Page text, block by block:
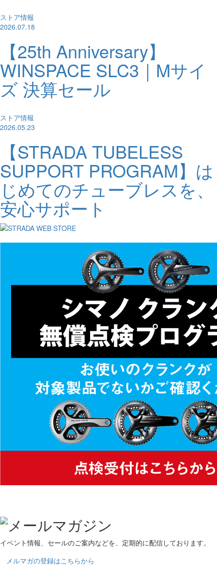
ストア情報
2026.07.18
【25th Anniversary】
WINSPACE SLC3｜Mサイ
ズ 決算セール
ストア情報
2026.05.23
【STRADA TUBELESS
SUPPORT PROGRAM】は
じめてのチューブレスを、
安心サポート
イベント情報、セールのご案内などを、定期的に配信しております。
メルマガの登録はこちらから